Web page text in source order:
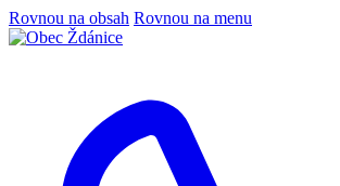
Rovnou na obsah Rovnou na menu